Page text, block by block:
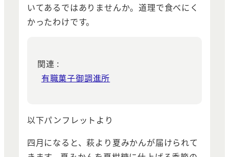
いてあるではありませんか。道理で食べにく
かったわけです。
関連 :
有職菓子御調進所
以下パンフレットより
四月になると、萩より夏みかんが届けられて